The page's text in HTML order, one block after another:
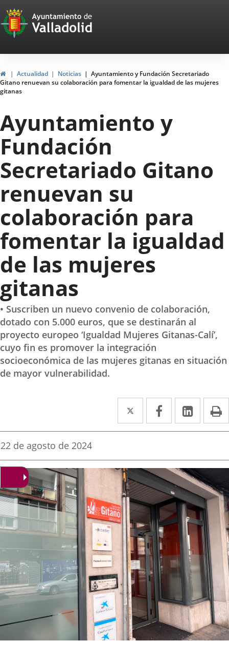
Portal
Web
del
Ayuntamiento
de
Valladolid
InicioActualidad Noticias
Ayuntamiento y Fundación Secretariado
Gitano renuevan su colaboración para fomentar la igualdad de las mujeres
gitanas
Ayuntamiento y
Fundación
Secretariado Gitano
renuevan su
colaboración para
fomentar la igualdad
de las mujeres
gitanas
• Suscriben un nuevo convenio de colaboración,
dotado con 5.000 euros, que se destinarán al
proyecto europeo ‘Igualdad Mujeres Gitanas-Calí’,
cuyo fin es promover la integración
socioeconómica de las mujeres gitanas en situación
de mayor vulnerabilidad.
Twitter
Enlace
a
aplicación
externa.
Facebook
Enlace
a
aplicación
externa.
Enlace
a
Fecha
la
noticia
22 de agosto de 2024